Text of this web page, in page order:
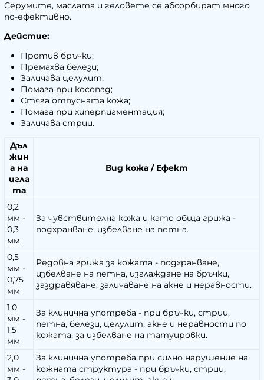
Серумите, маслата и геловете се абсорбират много
по-ефективно.
Дейстие:
Против бръчки;
Премахва белези;
Заличава целулит;
Помага при косопад;
Стяга отпусната кожа;
Помага при хиперпигментация;
Заличава стрии.
Дъл
жин
а на
игла
та
Вид кожа / Ефект
0,2
мм -
0,3
мм
За чувствителна кожа и като обща грижа -
подхранване, избелване на петна.
0,5
мм -
0,75
мм
Редовна грижа за кожата - подхранване,
избелване на петна, изглаждане на бръчки,
заздравяване, заличаване на акне и неравности.
1,0
мм -
1,5
мм
За клинична употреба - при бръчки, стрии,
петна, белези, целулит, акне и неравности по
кожата; за избелване на татуировки.
2,0
мм -
За клинична употреба при силно нарушение на
кожната структура - при бръчки, стрии,